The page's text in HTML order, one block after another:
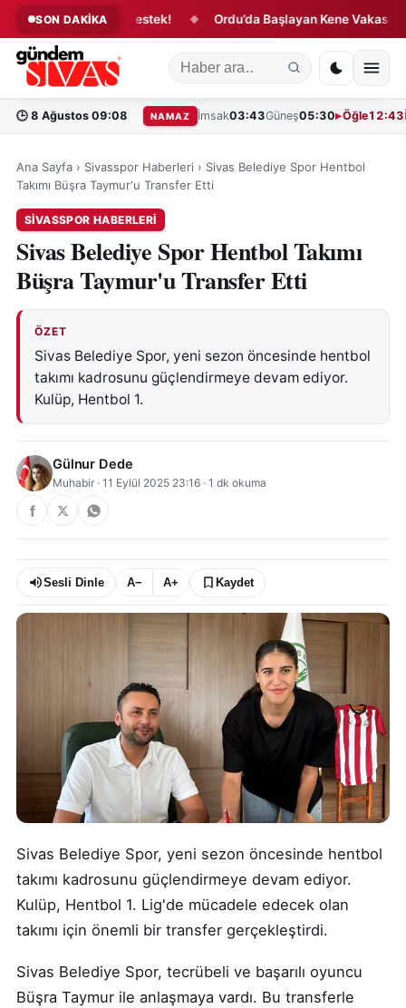
SON DAKİKA
Anlamlı Destek! ◆ Ordu’da Başlayan Kene Vakası
🕒 8 Ağustos 09:08 NAMAZ İmsak03:43Güneş05:30 Öğle12:43
Ana Sayfa › Sivasspor Haberleri › Sivas Belediye Spor Hentbol
Takımı Büşra Taymur'u Transfer Etti
SIVASSPOR HABERLERI
Sivas Belediye Spor Hentbol Takımı
Büşra Taymur'u Transfer Etti
ÖZET
Sivas Belediye Spor, yeni sezon öncesinde hentbol
takımı kadrosunu güçlendirmeye devam ediyor.
Kulüp, Hentbol 1.
Gülnur Dede
Muhabir · 11 Eylül 2025 23:16 · 1 dk okuma
Sesli Dinle A− A+ Kaydet
Sivas Belediye Spor, yeni sezon öncesinde hentbol
takımı kadrosunu güçlendirmeye devam ediyor.
Kulüp, Hentbol 1. Lig'de mücadele edecek olan
takımı için önemli bir transfer gerçekleştirdi.
Sivas Belediye Spor, tecrübeli ve başarılı oyuncu
Büşra Taymur ile anlaşmaya vardı. Bu transferle